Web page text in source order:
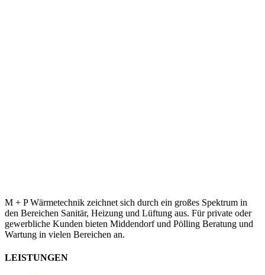
M + P Wärmetechnik zeichnet sich durch ein großes Spektrum in
den Bereichen Sanitär, Heizung und Lüftung aus. Für private oder
gewerbliche Kunden bieten Middendorf und Pölling Beratung und
Wartung in vielen Bereichen an.
LEISTUNGEN